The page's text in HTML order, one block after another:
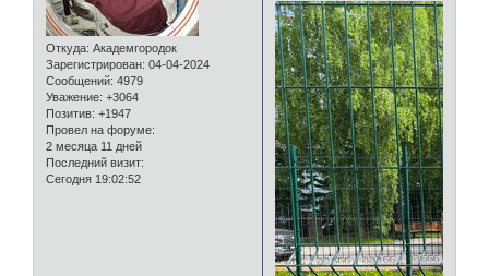
Откуда: Академгородок
Зарегистрирован: 04-04-2024
Сообщений: 4979
Уважение: +3064
Позитив: +1947
Провел на форуме:
2 месяца 11 дней
Последний визит:
Сегодня 19:02:52